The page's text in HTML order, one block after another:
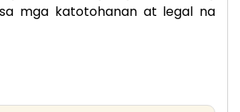
mga katotohanan at legal na